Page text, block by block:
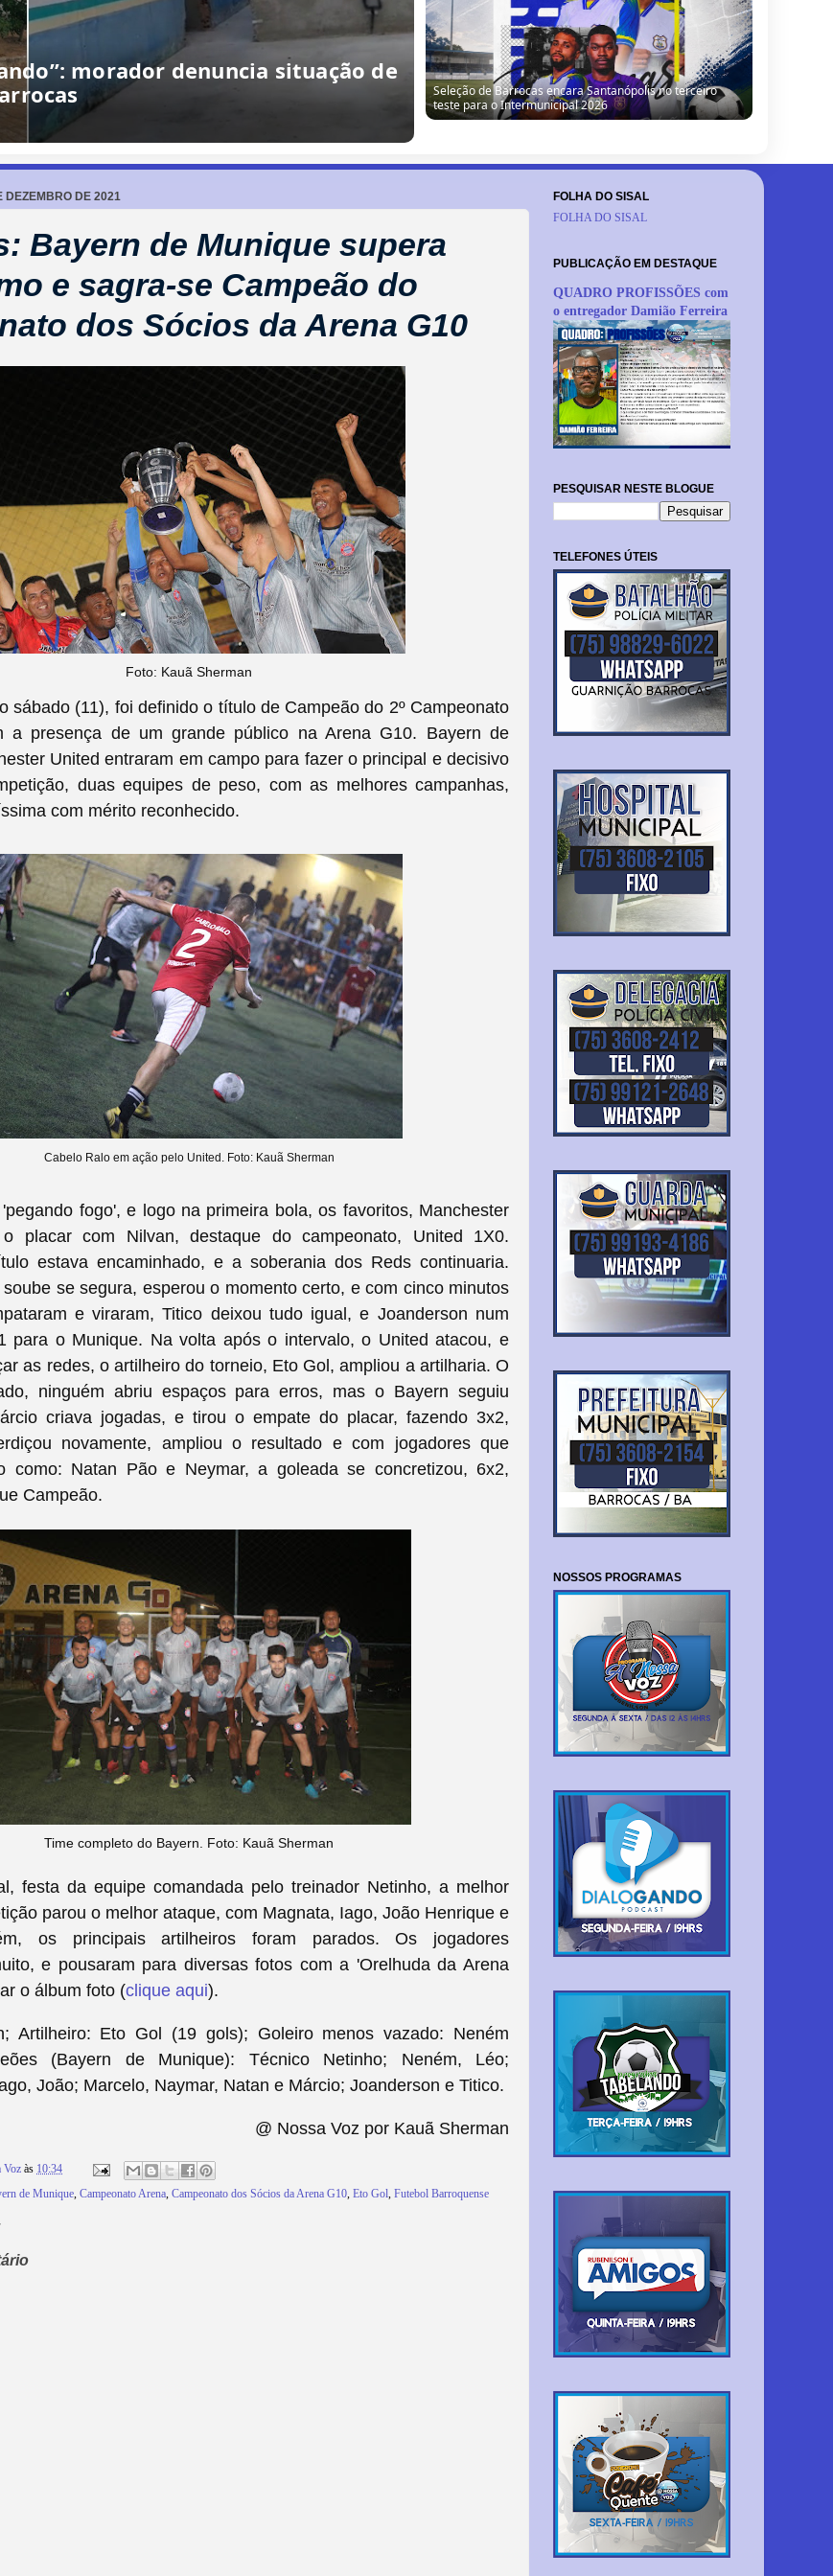
“Obra parada, ninguém trabalhando”: morador denuncia
situação de escola no Alto da Porteira em Barrocas
DEZEMBRO DE 2021
Bayern de Munique supera
e sagra-se Campeão do
dos Sócios da Arena G10
Foto: Kauã Sherman
sábado (11), foi definido o título de Campeão do 2º Campeonato
a presença de um grande público na Arena G10. Bayern de
United entraram em campo para fazer o principal e decisivo
duas equipes de peso, com as melhores campanhas,
com mérito reconhecido.
Cabelo Ralo em ação pelo United. Foto: Kauã Sherman
fogo', e logo na primeira bola, os favoritos, Manchester
placar com Nilvan, destaque do campeonato, United 1X0.
estava encaminhado, e a soberania dos Reds continuaria.
se segura, esperou o momento certo, e com cinco minutos
e viraram, Titico deixou tudo igual, e Joanderson num
para o Munique. Na volta após o intervalo, o United atacou, e
as redes, o artilheiro do torneio, Eto Gol, ampliou a artilharia. O
ninguém abriu espaços para erros, mas o Bayern seguiu
criava jogadas, e tirou o empate do placar, fazendo 3x2,
novamente, ampliou o resultado e com jogadores que
como: Natan Pão e Neymar, a goleada se concretizou, 6x2,
Campeão.
Time completo do Bayern. Foto: Kauã Sherman
festa da equipe comandada pelo treinador Netinho, a melhor
parou o melhor ataque, com Magnata, Iago, João Henrique e
os principais artilheiros foram parados. Os jogadores
e pousaram para diversas fotos com a 'Orelhuda da Arena
o álbum foto (clique aqui).
Artilheiro: Eto Gol (19 gols); Goleiro menos vazado: Neném
(Bayern de Munique): Técnico Netinho; Neném, Léo;
João; Marcelo, Naymar, Natan e Márcio; Joanderson e Titico.
@ Nossa Voz por Kauã Sherman
Voz às 10:34
de Munique, Campeonato Arena, Campeonato dos Sócios da Arena G10, Eto Gol, Futebol Barroquense
FOLHA DO SISAL
FOLHA DO SISAL
PUBLICAÇÃO EM DESTAQUE
QUADRO PROFISSÕES com
o entregador Damião Ferreira
PESQUISAR NESTE BLOGUE
TELEFONES ÚTEIS
NOSSOS PROGRAMAS